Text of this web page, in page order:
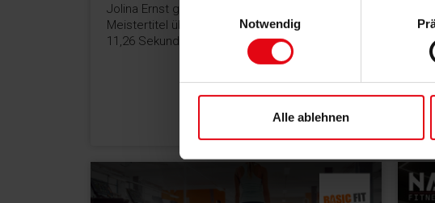
Notwendig
Alle ablehnen
Jolina Ernst gewinnt in Bochum den deutschen
Meistertitel über 100 Meter und erzielt mit
11,26 Sekunden eine persönliche Bestzeit.
MEHR >